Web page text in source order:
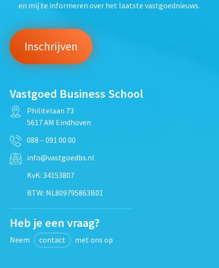
en mij te informeren over het laatste vastgoednieuws.
Vastgoed Business School
Philitelaan 73
5617 AM Eindhoven
088 – 091 00 00
info@vastgoedbs.nl
KvK: 34153807
BTW: NL809795863B01
Heb je een vraag?
Neem contact met ons op